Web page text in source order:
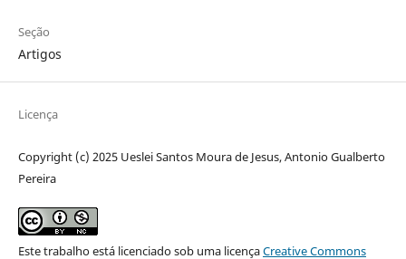
Seção
Artigos
Licença
Copyright (c) 2025 Ueslei Santos Moura de Jesus, Antonio Gualberto
Pereira
Este trabalho está licenciado sob uma licençaCreative Commons